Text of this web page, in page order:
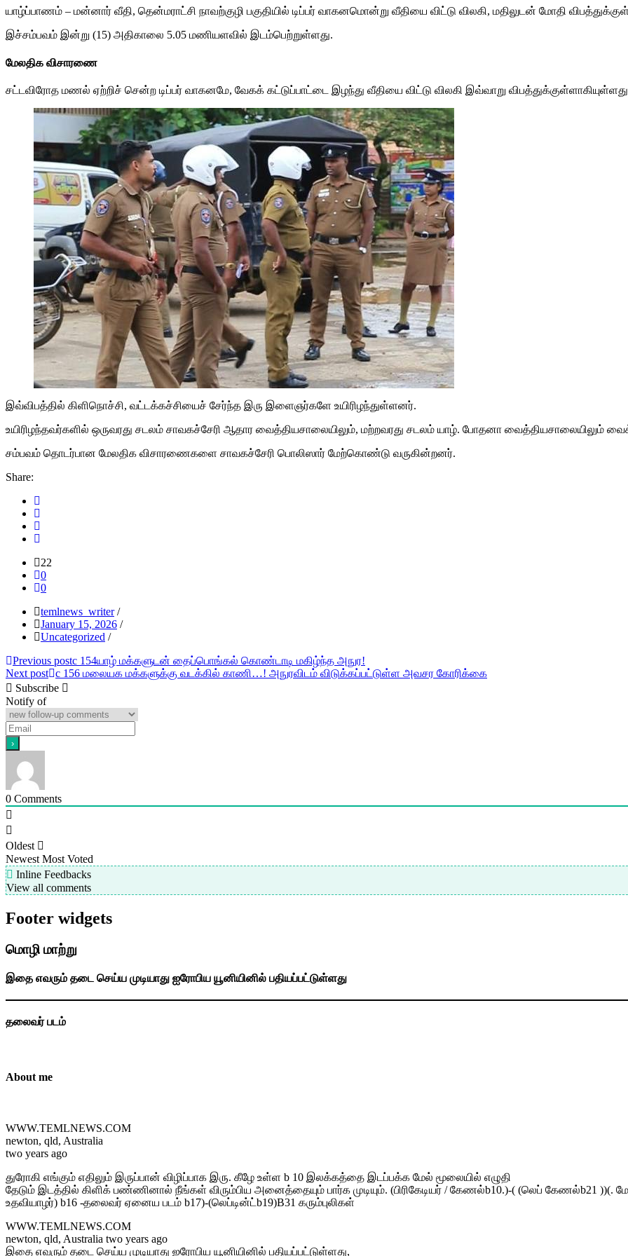
Share
யாழ்ப்பாணம் – மன்னார் வீதி, தென்மராட்சி நாவற்குழி பகுதியில் டிப்பர் வாகனமொன்று வீதியை விட்டு விலகி, மதிலுடன் மோதி
இச்சம்பவம் இன்று (15) அதிகாலை 5.05 மணியளவில் இடம்பெற்றுள்ளது.
மேலதிக விசாரணை
சட்டவிரோத மணல் ஏற்றிச் சென்ற டிப்பர் வாகனமே, வேகக் கட்டுப்பாட்டை இழந்து வீதியை விட்டு விலகி இவ்வாறு
இவ்விபத்தில் கிளிநொச்சி, வட்டக்கச்சியைச் சேர்ந்த இரு இளைஞர்களே உயிரிழந்துள்ளனர்.
உயிரிழந்தவர்களில் ஒருவரது சடலம் சாவகச்சேரி ஆதார வைத்தியசாலையிலும், மற்றவரது சடலம் யாழ். போதனா வைத்தியசாலையிலும்
சம்பவம் தொடர்பான மேலதிக விசாரணைகளை சாவகச்சேரி பொலிஸார் மேற்கொண்டு வருகின்றனர்.
Share:
22
0
0
temlnews_writer /
January 15, 2026 /
Uncategorized /
Post
navigation
Previous postc 154யாழ் மக்களுடன் தைப்பொங்கல் கொண்டாடி மகிழ்ந்த அநுர!
Next post c 156 மலையக மக்களுக்கு வடக்கில் காணி…! அநுரவிடம் விடுக்கப்பட்டுள்ள அவசர கோரிக்கை
Subscribe
Notify of
0 Comments
Oldest
Newest Most Voted
Inline Feedbacks
View all comments
Footer widgets
மொழி மாற்று
இதை எவரும் தடை செய்ய முடியாது ஐரோபிய யூனியினில் பதியப்பட்டுள்ளது
தலைவர் படம்
About me
WWW.TEMLNEWS.COM
newton, qld, Australia
two years ago
துரோகி எங்கும் எதிலும் இருப்பான் விழிப்பாக இரு. கீழே உள்ள b 10 இலக்கத்தை இடப்பக்க மேல் மூலையில் எழுதி
தேடும் இடத்தில் கிளிக் பண்ணினால் நீங்கள் விரும்பிய அனைத்தையும் பார்க முடியும். (பிரிகேடியர் / கேணல்b10.)-( (லெப் கேணல்b21 ))(.
உதவியாழர்) b16 -தலைவர் ஏனைய படம் b17)-(லெப்டின்ட்b19)B31 கரும்புலிகள்
WWW.TEMLNEWS.COM
newton, qld, Australia two years ago
இதை எவரும் தடை செய்ய முடியாது ஐரோபிய யூனியினில் பதியப்பட்டுள்ளது,